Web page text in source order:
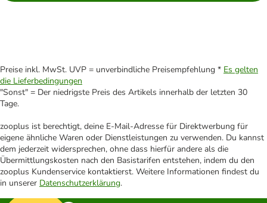
Preise inkl. MwSt. UVP = unverbindliche Preisempfehlung * Es gelten
die Lieferbedingungen
"Sonst" = Der niedrigste Preis des Artikels innerhalb der letzten 30
Tage.
zooplus ist berechtigt, deine E-Mail-Adresse für Direktwerbung für
eigene ähnliche Waren oder Dienstleistungen zu verwenden. Du kannst
dem jederzeit widersprechen, ohne dass hierfür andere als die
Übermittlungskosten nach den Basistarifen entstehen, indem du den
zooplus Kundenservice kontaktierst. Weitere Informationen findest du
in unserer Datenschutzerklärung.